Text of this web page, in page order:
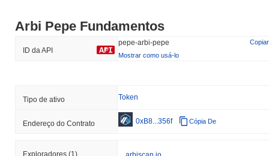
Arbi Pepe Fundamentos
ID da API
pepe-arbi-pepe
Copiar
Mostrar como usá-lo
Tipo de ativo Token
Endereço do Contrato 0xB8...356f Cópia De
Exploradores (1)